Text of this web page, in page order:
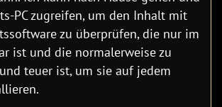
PC zugreifen, um den Inhalt mit
zu überprüfen, die nur im
ist und die normalerweise zu
teuer ist, um sie auf jedem